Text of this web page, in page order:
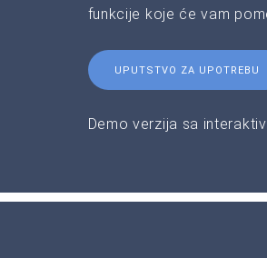
funkcije koje će vam
UPUTSTVO ZA UPOTREBU
Demo verzija sa